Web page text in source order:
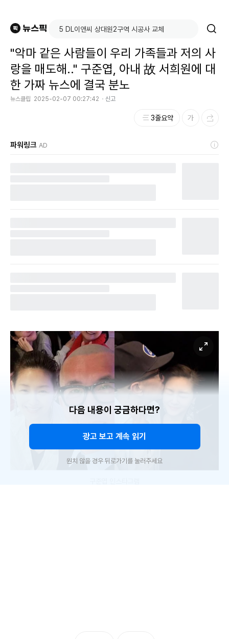
"악마 같은 사람들이 우리 가족들과 저의 사
랑을 매도해.." 구준엽, 아내 故 서희원에 대
한 가짜 뉴스에 결국 분노
뉴스클립 2025-02-07 00:27:42 신고
3줄요약
파워링크 AD
다음 내용이 궁금하다면?
광고 보고 계속 읽기
원치 않을 경우 뒤로가기를 눌러주세요